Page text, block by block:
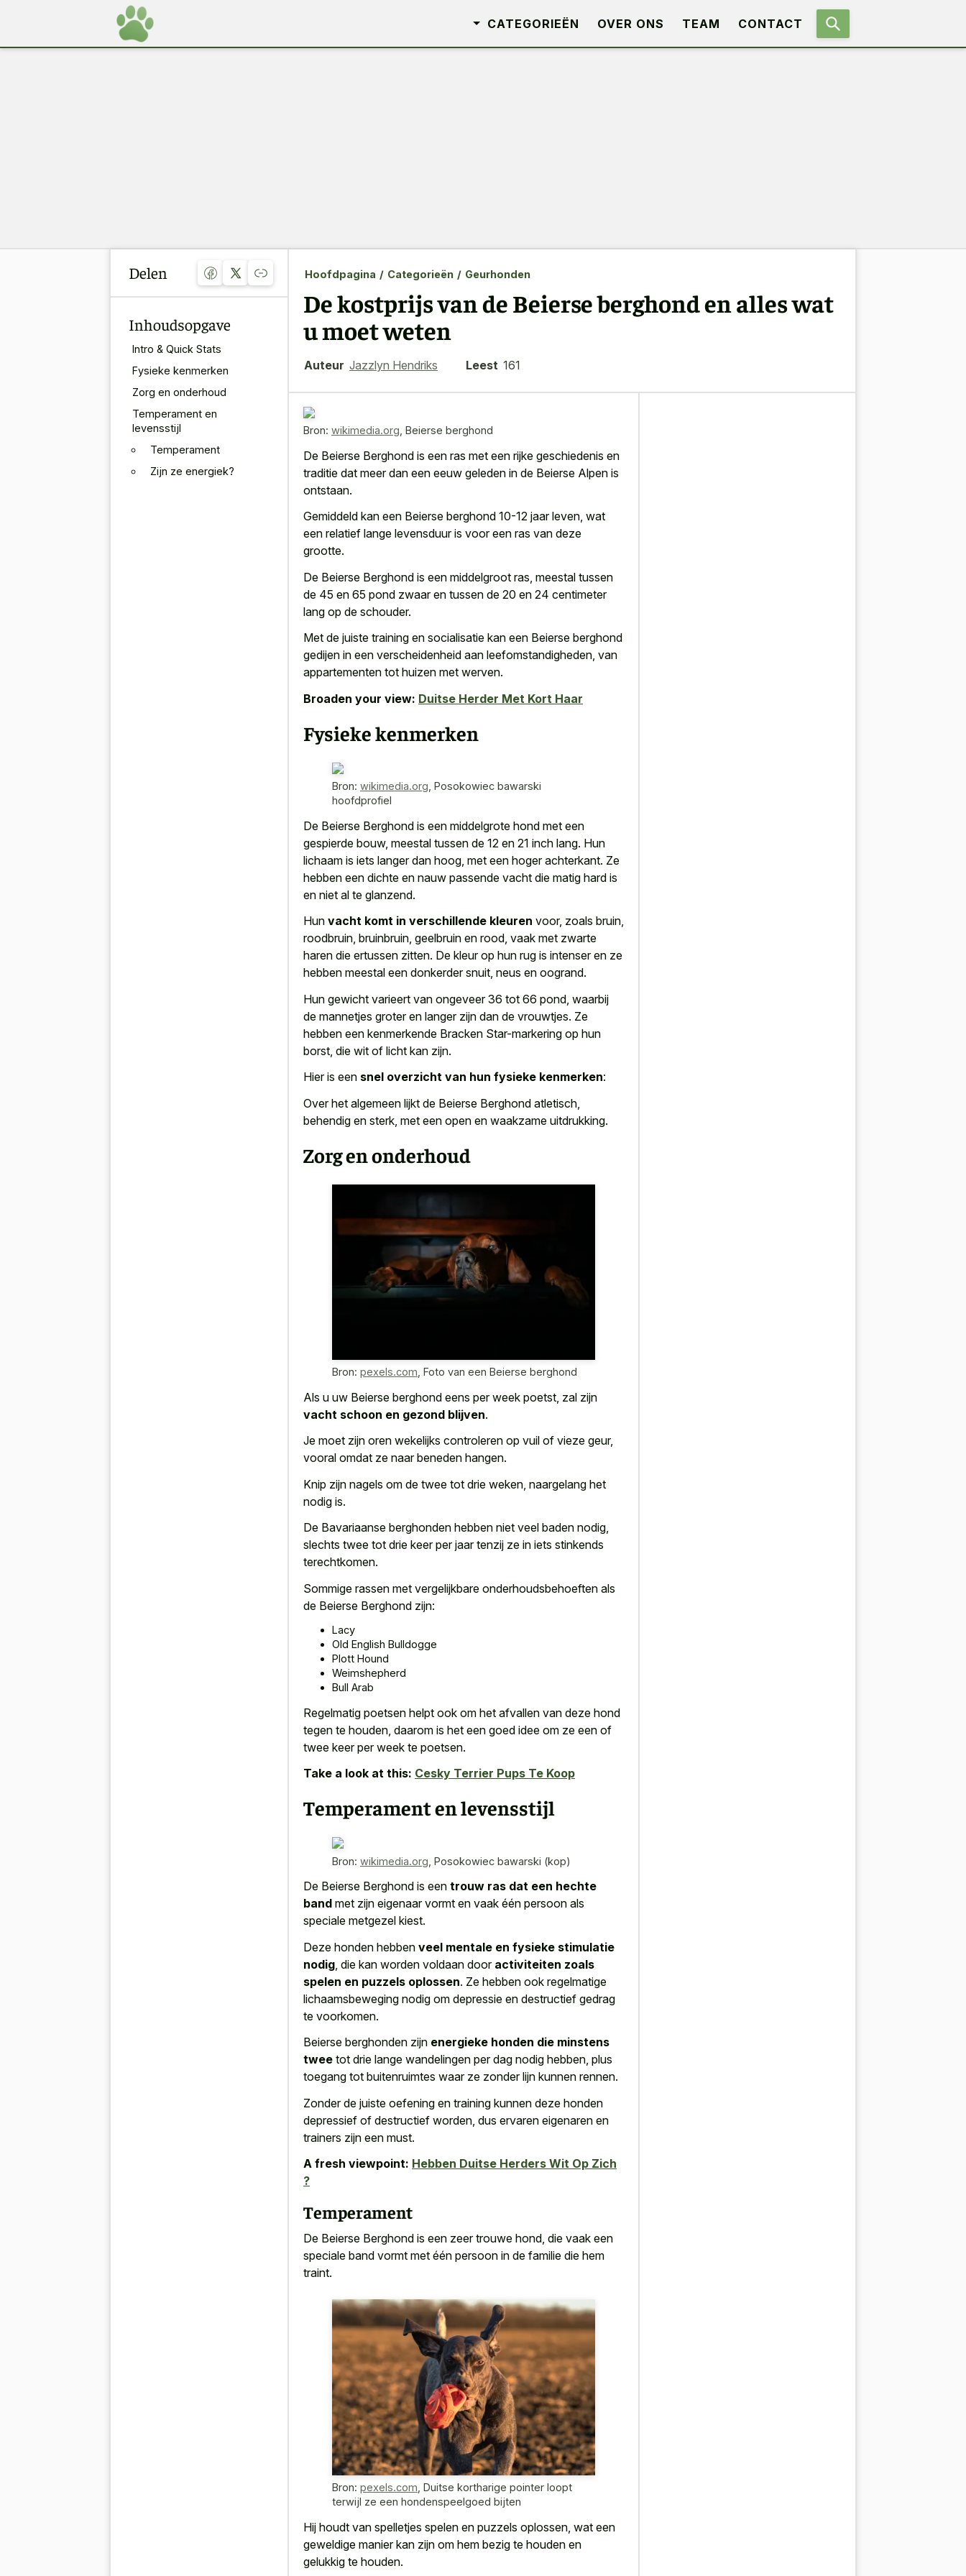
CATEGORIEËN OVER ONS TEAM CONTACT
Delen
Inhoudsopgave
Intro & Quick Stats
Fysieke kenmerken
Zorg en onderhoud
Temperament en
levensstijl
Temperament
Zijn ze energiek?
Hoofdpagina / Categorieën / Geurhonden
De kostprijs van de Beierse berghond en alles wat
u moet weten
Auteur Jazzlyn Hendriks Leest 161
Bron: wikimedia.org Beierse berghond
De Beierse Berghond is een ras met een rijke geschiedenis en
traditie dat meer dan een eeuw geleden in de Beierse Alpen is
ontstaan.
Gemiddeld kan een Beierse berghond 10-12 jaar leven, wat
een relatief lange levensduur is voor een ras van deze
grootte.
De Beierse Berghond is een middelgroot ras, meestal tussen
de 45 en 65 pond zwaar en tussen de 20 en 24 centimeter
lang op de schouder.
Met de juiste training en socialisatie kan een Beierse berghond
gedijen in een verscheidenheid aan leefomstandigheden, van
appartementen tot huizen met werven.
Broaden your view: Duitse Herder Met Kort Haar
Fysieke kenmerken
Bron: wikimedia.org Posokowiec bawarski
hoofdprofiel
De Beierse Berghond is een middelgrote hond met een
gespierde bouw, meestal tussen de 12 en 21 inch lang. Hun
lichaam is iets langer dan hoog, met een hoger achterkant. Ze
hebben een dichte en nauw passende vacht die matig hard is
en niet al te glanzend.
Hun vacht komt in verschillende kleuren voor, zoals bruin,
roodbruin, bruinbruin, geelbruin en rood, vaak met zwarte
haren die ertussen zitten. De kleur op hun rug is intenser en ze
hebben meestal een donkerder snuit, neus en oogrand.
Hun gewicht varieert van ongeveer 36 tot 66 pond, waarbij
de mannetjes groter en langer zijn dan de vrouwtjes. Ze
hebben een kenmerkende Bracken Star-markering op hun
borst, die wit of licht kan zijn.
Hier is een snel overzicht van hun fysieke kenmerken:
Over het algemeen lijkt de Beierse Berghond atletisch,
behendig en sterk, met een open en waakzame uitdrukking.
Zorg en onderhoud
Bron: pexels.com Foto van een Beierse berghond
Als u uw Beierse berghond eens per week poetst, zal zijn
vacht schoon en gezond blijven.
Je moet zijn oren wekelijks controleren op vuil of vieze geur,
vooral omdat ze naar beneden hangen.
Knip zijn nagels om de twee tot drie weken, naargelang het
nodig is.
De Bavariaanse berghonden hebben niet veel baden nodig,
slechts twee tot drie keer per jaar tenzij ze in iets stinkends
terechtkomen.
Sommige rassen met vergelijkbare onderhoudsbehoeften als
de Beierse Berghond zijn:
Lacy
Old English Bulldogge
Plott Hound
Weimshepherd
Bull Arab
Regelmatig poetsen helpt ook om het afvallen van deze hond
tegen te houden, daarom is het een goed idee om ze een of
twee keer per week te poetsen.
Take a look at this: Cesky Terrier Pups Te Koop
Temperament en levensstijl
Bron: wikimedia.org Posokowiec bawarski (kop)
De Beierse Berghond is een trouw ras dat een hechte
band met zijn eigenaar vormt en vaak één persoon als
speciale metgezel kiest.
Deze honden hebben veel mentale en fysieke stimulatie
nodig , die kan worden voldaan door activiteiten zoals
spelen en puzzels oplossen. Ze hebben ook regelmatige
lichaamsbeweging nodig om depressie en destructief gedrag
te voorkomen.
Beierse berghonden zijn energieke honden die minstens
twee tot drie lange wandelingen per dag nodig hebben, plus
toegang tot buitenruimtes waar ze zonder lijn kunnen rennen.
Zonder de juiste oefening en training kunnen deze honden
depressief of destructief worden , dus ervaren eigenaren en
trainers zijn een must.
A fresh viewpoint: Hebben Duitse Herders Wit Op Zich
?
Temperament
De Beierse Berghond is een zeer trouwe hond, die vaak een
speciale band vormt met één persoon in de familie die hem
traint.
Bron: pexels.com Duitse kortharige pointer loopt
terwijl ze een hondenspeelgoed bijten
Hij houdt van spelletjes spelen en puzzels oplossen , wat een
geweldige manier kan zijn om hem bezig te houden en
gelukkig te houden.